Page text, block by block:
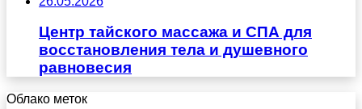
Центр тайского массажа и СПА для
восстановления тела и душевного
равновесия
Облако меток